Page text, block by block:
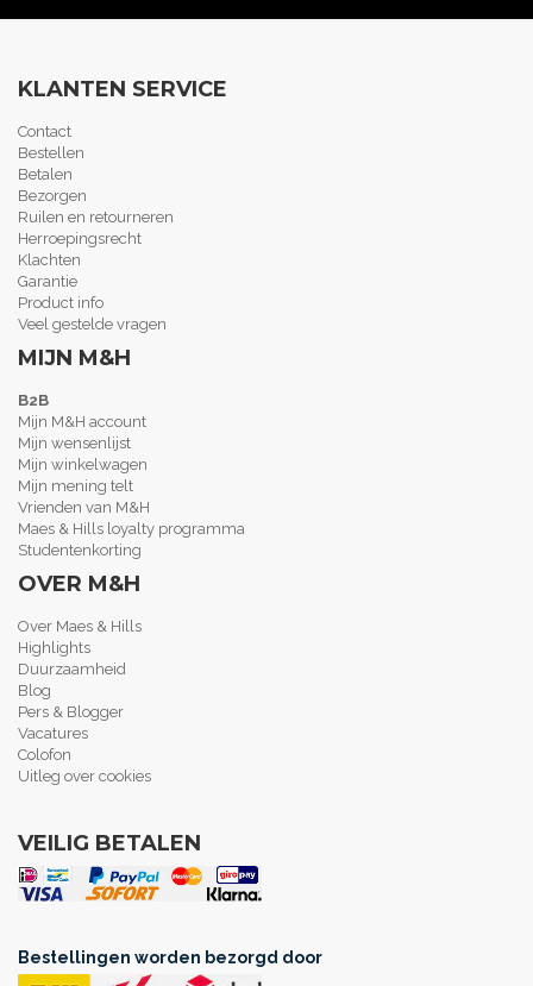
KLANTEN SERVICE
Contact
Bestellen
Betalen
Bezorgen
Ruilen en retourneren
Herroepingsrecht
Klachten
Garantie
Product info
Veel gestelde vragen
MIJN M&H
B2B
Mijn M&H account
Mijn wensenlijst
Mijn winkelwagen
Mijn mening telt
Vrienden van M&H
Maes & Hills loyalty programma
Studentenkorting
OVER M&H
Over Maes & Hills
Highlights
Duurzaamheid
Blog
Pers & Blogger
Vacatures
Colofon
Uitleg over cookies
VEILIG BETALEN
Bestellingen worden bezorgd door